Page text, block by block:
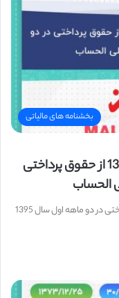
بخشنامه های مالیاتی
کسر معافیت حقوق به میزان سال 1394 از حقوق پرداختی
کسر معافیت حقوق به میزان سال 1394 از حقوق پرداختی در دو ماهه اول سال 1395